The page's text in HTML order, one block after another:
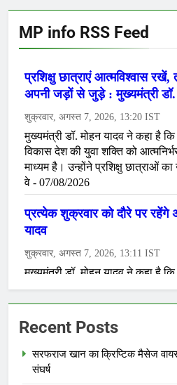
MP info RSS Feed
Recent Posts
सरफराज खान का क्रिप्टिक मैसेज
संघर्ष